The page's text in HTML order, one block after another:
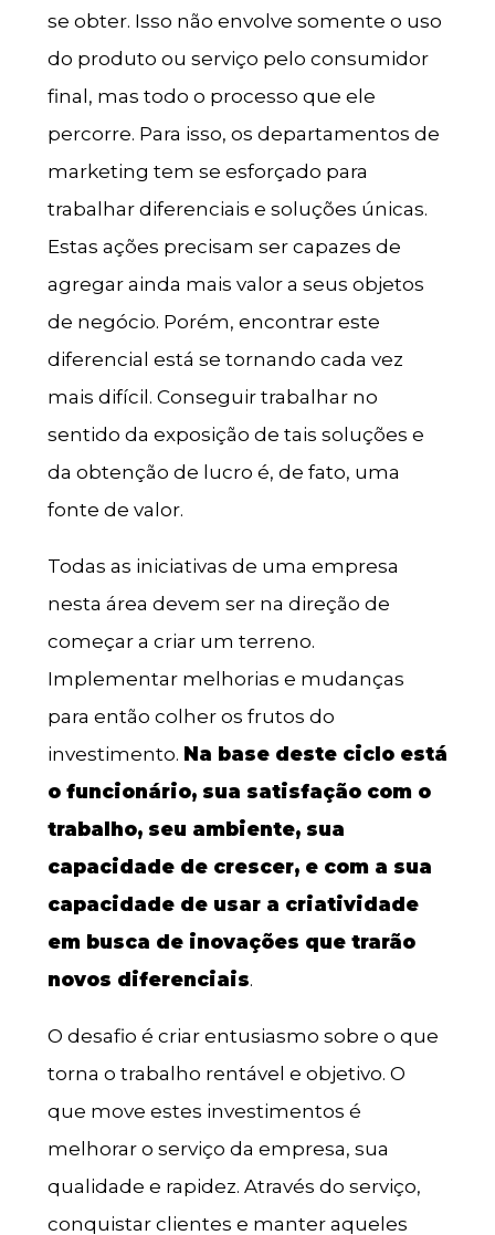
se obter. Isso não envolve somente o uso
do produto ou serviço pelo consumidor
final, mas todo o processo que ele
percorre. Para isso, os departamentos de
marketing tem se esforçado para
trabalhar diferenciais e soluções únicas.
Estas ações precisam ser capazes de
agregar ainda mais valor a seus objetos
de negócio. Porém, encontrar este
diferencial está se tornando cada vez
mais difícil. Conseguir trabalhar no
sentido da exposição de tais soluções e
da obtenção de lucro é, de fato, uma
fonte de valor.
Todas as iniciativas de uma empresa
nesta área devem ser na direção de
começar a criar um terreno.
Implementar melhorias e mudanças
para então colher os frutos do
investimento. Na base deste ciclo está
o funcionário, sua satisfação com o
trabalho, seu ambiente, sua
capacidade de crescer, e com a sua
capacidade de usar a criatividade
em busca de inovações que trarão
novos diferenciais.
O desafio é criar entusiasmo sobre o que
torna o trabalho rentável e objetivo. O
que move estes investimentos é
melhorar o serviço da empresa, sua
qualidade e rapidez. Através do serviço,
conquistar clientes e manter aqueles